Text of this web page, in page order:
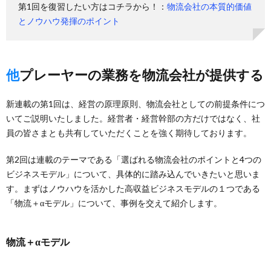
第1回を復習したい方はコチラから！： 物流会社の本質的価値
とノウハウ発揮のポイント
他プレーヤーの業務を物流会社が提供する
新連載の第1回は、経営の原理原則、物流会社としての前提条件につ
いてご説明いたしました。経営者・経営幹部の方だけではなく、社
員の皆さまとも共有していただくことを強く期待しております。
第2回は連載のテーマである「選ばれる物流会社のポイントと4つの
ビジネスモデル」について、具体的に踏み込んでいきたいと思いま
す。まずはノウハウを活かした高収益ビジネスモデルの１つである
「物流＋αモデル」について、事例を交えて紹介します。
物流＋αモデル